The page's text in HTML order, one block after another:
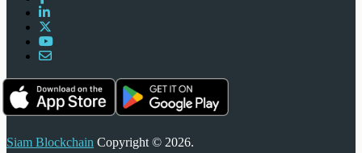
Siam Blockchain Copyright © 2026.